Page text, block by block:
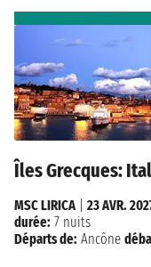
Îles Grecques:
MSC LIRICA| 23 AVR.
durée: 7 nuits
Départs de: Ancône